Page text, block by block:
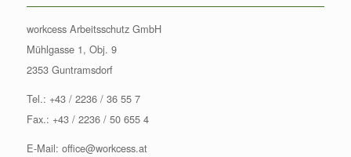
workcess Arbeitsschutz GmbH
Mühlgasse 1, Obj. 9
2353 Guntramsdorf
Tel.: +43 / 2236 / 36 55 7
Fax.: +43 / 2236 / 50 655 4
E-Mail: office@workcess.at